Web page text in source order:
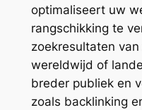
optimaliseert uw
rangschikking te
zoekresultaten
wereldwijd of
breder publiek en
zoals backlinking